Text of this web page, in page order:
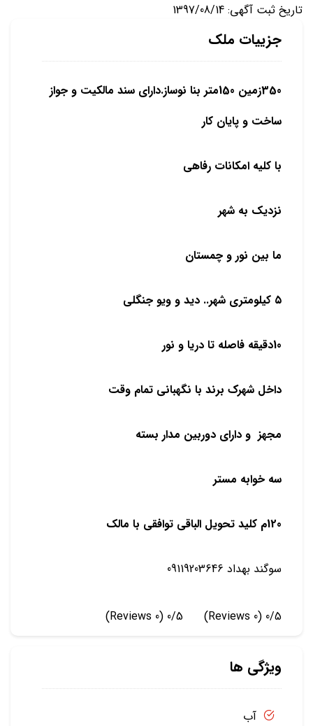
تاریخ ثبت آگهی: 1397/08/14
جزییات ملک
350زمین 150متر بنا نوساز.دارای سند مالکیت و جواز
ساخت و پایان کار
با کلیه امکانات رفاهی
نزدیک به شهر
ما بین نور و چمستان
۵ کیلومتری شهر.. دید و ویو جنگلی
10دقیقه فاصله تا دریا و نور
داخل شهرک برند با نگهبانی تمام وقت
مجهز و دارای دوربین مدار بسته
سه خوابه مستر
120م کلید تحویل الباقی توافقی با مالک
سوگند بهداد 09119203646
0/5
(0 Reviews)
0/5
(0 Reviews)
ویژگی ها
آب